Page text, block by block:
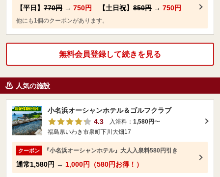
【平日】 770円 → 750円 【土日祝】 850円 → 750円
他にも1個のクーポンがあります。
無料会員登録して続きを見る
人気の施設
小名浜オーシャンホテル＆ゴルフクラブ
4.3
入浴料： 1,580円〜
福島県いわき市泉町下川大畑17
クーポン 『小名浜オーシャンホテル』大人入泉料580円引き
通常1,580円 → 1,000円（580円お得！）